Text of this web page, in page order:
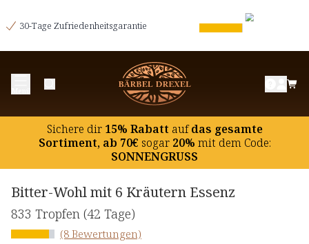
30-Tage Zufriedenheitsgarantie
Sichere dir15% Rabatt aufdas gesamte
Sortiment, ab 70€ sogar20% mit dem Code:
SONNENGRUSS
Bitter-Wohl mit 6 Kräutern Essenz
833 Tropfen (42 Tage)
(8 Bewertungen)